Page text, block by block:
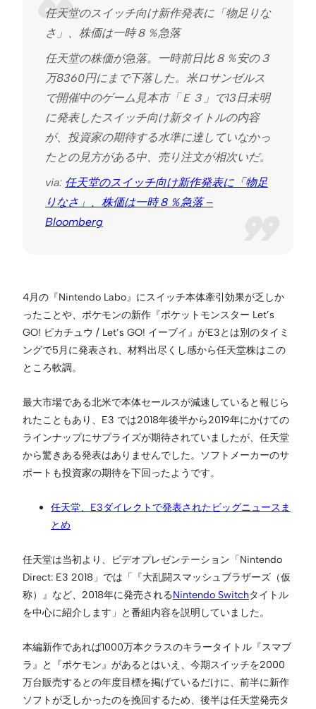
任天堂のスイッチ向け新作発表に「物足りな
さ」、株価は一時８％急落
任天堂の株価が急落。一時前日比８％安の３
万8360円にまで下落した。米ロサンゼルス
で開催中のゲーム見本市「Ｅ３」で13日未明
に発表したスイッチ向け新タイトルの内容
が、投資家の期待する水準に達していなかっ
たとの見方がある中、売り注文が相次いだ。
via: 任天堂のスイッチ向け新作発表に「物足
りなさ」、株価は一時８％急落 –
Bloomberg
4月の『Nintendo Labo』にスイッチ本体牽引効果が乏しか
ったことや、ポケモンの新作『ポケットモンスター Let’s
GO! ピカチュウ / Let’s GO! イーブイ』がE3とは別のタイミ
ングで5月に発表され、材料出尽くし感から任天堂株はこの
ところ軟調。
最大市場である北米で本体セールスが減速していると報じら
れたこともあり、E3 では2018年後半から2019年にかけての
ラインナップにサプライズが期待されていましたが、任天堂
から驚きある発表はありませんでした。ソフトメーカーのサ
ポートも投資家の期待を下回ったようです。
任天堂、E3ダイレクトで発表されたビッグニュースま
とめ
任天堂は当初より、ビデオプレゼンテーション「Nintendo
Direct: E3 2018」では「『大乱闘スマッシュブラザーズ（仮
称）』など、2018年に発売されるNintendo Switchタイトル
を中心に紹介します」と番組内容を説明していました。
本編新作であれば1000万本クラスのキラータイトル『スマブ
ラ』と『ポケモン』があるとはいえ、今期スイッチを2000
万台販売するとの年度目標を掲げているだけに、前半に新作
ソフトが乏しかったのを挽回するため、後半は任天堂発売タ